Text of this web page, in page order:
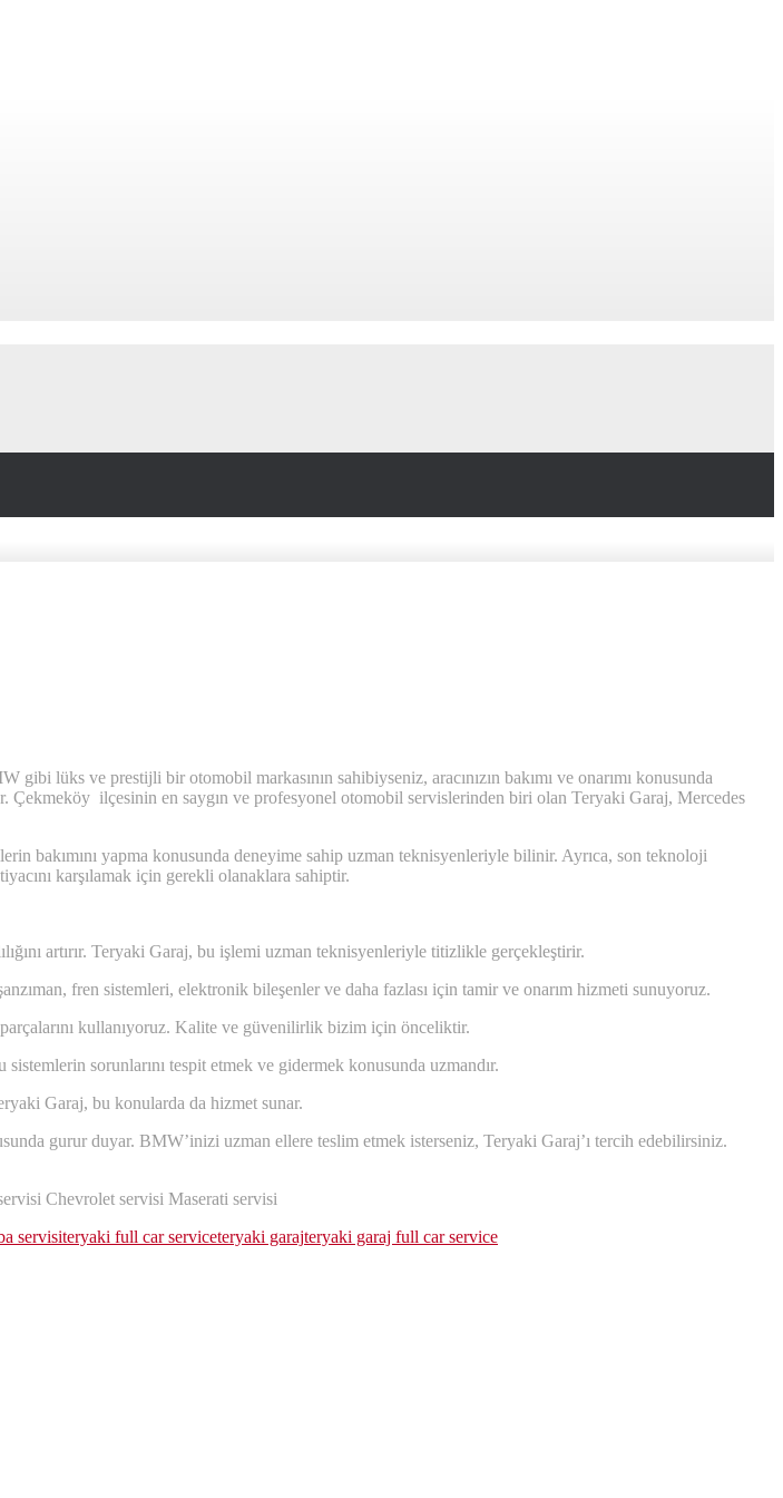
lüks ve prestijli bir otomobil markasının sahibiyseniz, aracınızın bakımı ve onarımı konusunda
ilçesinin en saygın ve profesyonel otomobil servislerinden biri olan Teryaki Garaj, Mercedes
bakımını yapma konusunda deneyime sahip uzman teknisyenleriyle bilinir. Ayrıca, son teknoloji
karşılamak için gerekli olanaklara sahiptir.
artırır. Teryaki Garaj, bu işlemi uzman teknisyenleriyle titizlikle gerçekleştirir.
fren sistemleri, elektronik bileşenler ve daha fazlası için tamir ve onarım hizmeti sunuyoruz.
kullanıyoruz. Kalite ve güvenilirlik bizim için önceliktir.
sorunlarını tespit etmek ve gidermek konusunda uzmandır.
Garaj, bu konularda da hizmet sunar.
gurur duyar. BMW’inizi uzman ellere teslim etmek isterseniz, Teryaki Garaj’ı tercih edebilirsiniz.
servisiteryaki full car serviceteryaki garajteryaki garaj full car service